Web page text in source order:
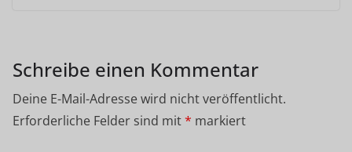
Schreibe einen Kommentar
Deine E-Mail-Adresse wird nicht veröffentlicht.
Erforderliche Felder sind mit* markiert